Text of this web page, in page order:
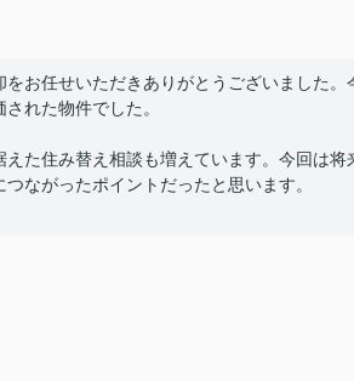
お任せいただきありがとうございました。
れた物件でした。
た住み替え相談も増えています。今回は将
ながったポイントだったと思います。